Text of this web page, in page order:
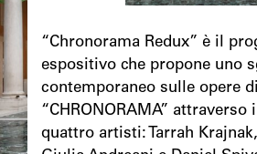
“Chronorama Redux” è il
espositivo che propone uno
contemporaneo sulle opere di
“CHRONORAMA” attraverso
quattro artisti: Tarrah